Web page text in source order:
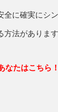
全に確実にシ
方法がありま
なたはこちら